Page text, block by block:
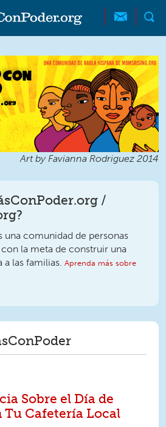
Art by Favianna Rodriguez 2014
/
una comunidad de personas
la meta de construir una
a las familias. Aprenda más sobre
Sobre el Día de
Tu Cafetería Local